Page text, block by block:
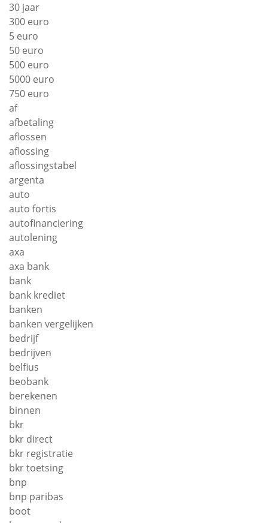
30 jaar
300 euro
5 euro
50 euro
500 euro
5000 euro
750 euro
af
afbetaling
aflossen
aflossing
aflossingstabel
argenta
auto
auto fortis
autofinanciering
autolening
axa
axa bank
bank
bank krediet
banken
banken vergelijken
bedrijf
bedrijven
belfius
beobank
berekenen
binnen
bkr
bkr direct
bkr registratie
bkr toetsing
bnp
bnp paribas
boot